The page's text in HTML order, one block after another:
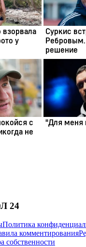
24
Политика
комментирования
собственности